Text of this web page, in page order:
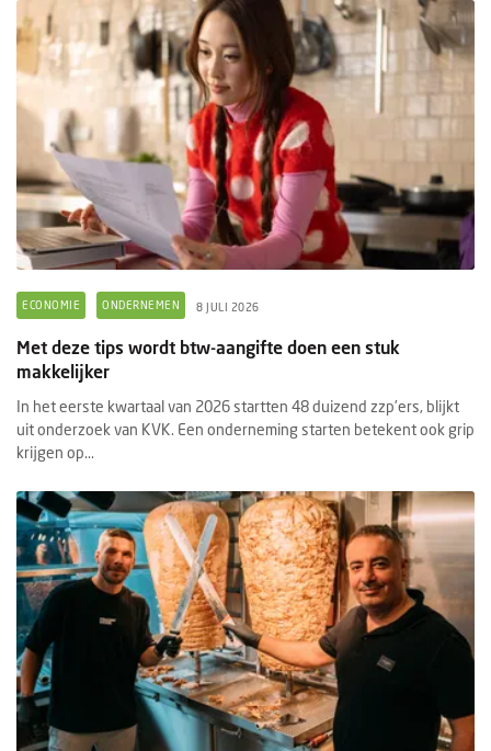
ECONOMIE ONDERNEMEN 8 JULI 2026
Met deze tips wordt btw-aangifte doen een stuk
makkelijker
In het eerste kwartaal van 2026 startten 48 duizend zzp’ers, blijkt
uit onderzoek van KVK. Een onderneming starten betekent ook grip
krijgen op...